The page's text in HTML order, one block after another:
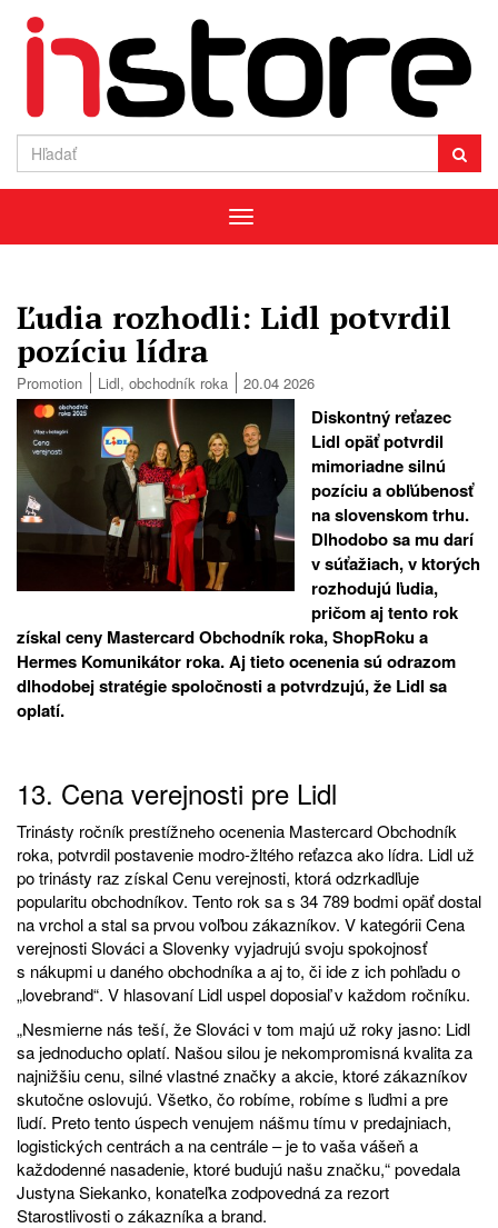
Menu
Ľudia rozhodli: Lidl potvrdil
pozíciu lídra
Promotion Lidl, obchodník roka 20.04 2026
Diskontný reťazec
Lidl opäť potvrdil
mimoriadne silnú
pozíciu a obľúbenosť
na slovenskom trhu.
Dlhodobo sa mu darí
v súťažiach, v ktorých
rozhodujú ľudia,
pričom aj tento rok
získal ceny Mastercard Obchodník roka, ShopRoku a
Hermes Komunikátor roka. Aj tieto ocenenia sú odrazom
dlhodobej stratégie spoločnosti a potvrdzujú, že Lidl sa
oplatí.
13. Cena verejnosti pre Lidl
Trinásty ročník prestížneho ocenenia Mastercard Obchodník
roka, potvrdil postavenie modro-žltého reťazca ako lídra. Lidl už
po trinásty raz získal Cenu verejnosti, ktorá odzrkadľuje
popularitu obchodníkov. Tento rok sa s 34 789 bodmi opäť dostal
na vrchol a stal sa prvou voľbou zákazníkov. V kategórii Cena
verejnosti Slováci a Slovenky vyjadrujú svoju spokojnosť
s nákupmi u daného obchodníka a aj to, či ide z ich pohľadu o
„lovebrand“. V hlasovaní Lidl uspel doposiaľ v každom ročníku.
„Nesmierne nás teší, že Slováci v tom majú už roky jasno: Lidl
sa jednoducho oplatí. Našou silou je nekompromisná kvalita za
najnižšiu cenu, silné vlastné značky a akcie, ktoré zákazníkov
skutočne oslovujú. Všetko, čo robíme, robíme s ľuďmi a pre
ľudí. Preto tento úspech venujem nášmu tímu v predajniach,
logistických centrách a na centrále – je to vaša vášeň a
každodenné nasadenie, ktoré budujú našu značku,“ povedala
Justyna Siekanko, konateľka zodpovedná za rezort
Starostlivosti o zákazníka a brand.